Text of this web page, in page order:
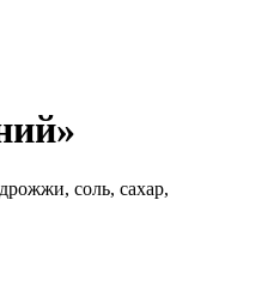
соль, сахар,